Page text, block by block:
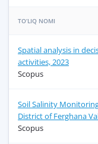
TO‘LIQ NOMI
Spatial analysis in
activities, 2023
Scopus
Soil Salinity
District of Ferghana
Scopus